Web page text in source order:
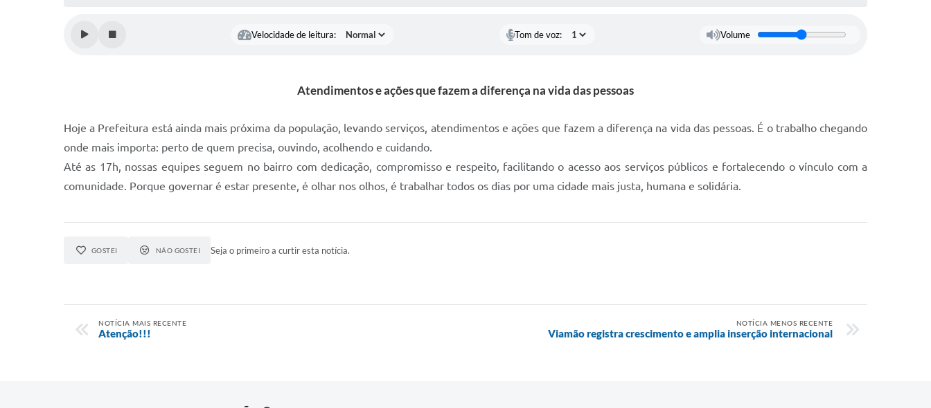
Velocidade de leitura: Tom de voz: Volume
Atendimentos e ações que fazem a diferença na vida das pessoas
Hoje a Prefeitura está ainda mais próxima da população, levando serviços, atendimentos e ações que fazem a diferença na vida das pessoas. É o trabalho chegando
onde mais importa: perto de quem precisa, ouvindo, acolhendo e cuidando.
Até as 17h, nossas equipes seguem no bairro com dedicação, compromisso e respeito, facilitando o acesso aos serviços públicos e fortalecendo o vínculo com a
comunidade. Porque governar é estar presente, é olhar nos olhos, é trabalhar todos os dias por uma cidade mais justa, humana e solidária.
GOSTEI NÃO GOSTEI Seja o primeiro a curtir esta notícia.
NOTÍCIA MAIS RECENTE
Atenção!!!
NOTÍCIA MENOS RECENTE
Viamão registra crescimento e amplia inserção internacional